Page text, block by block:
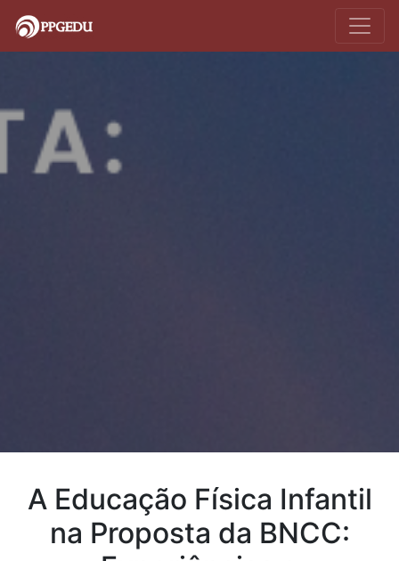
A Educação Física Infantil
na Proposta da BNCC: